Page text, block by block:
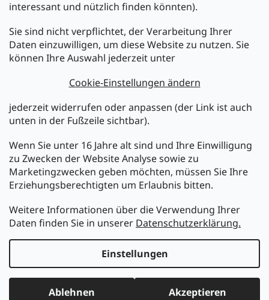
interessant und nützlich finden könnten).
Sie sind nicht verpflichtet, der Verarbeitung Ihrer
Daten einzuwilligen, um diese Website zu nutzen. Sie
können Ihre Auswahl jederzeit unter
Cookie-Einstellungen ändern
jederzeit widerrufen oder anpassen (der Link ist auch
unten in der Fußzeile sichtbar).
Wenn Sie unter 16 Jahre alt sind und Ihre Einwilligung
zu Zwecken der Website Analyse sowie zu
Marketingzwecken geben möchten, müssen Sie Ihre
Erziehungsberechtigten um Erlaubnis bitten.
Weitere Informationen über die Verwendung Ihrer
Daten finden Sie in unserer Datenschutzerklärung.
Einstellungen
Ablehnen Akzeptieren
Newsletter abonnieren
Legen Sie Ihre E-Mail ein und wir werden Ihnen Informationen
über neue Produkte in unserem E-Shop zusenden.
E-Mail
Melden Sie sich jetzt für den mükra Newsletter an,
kostenlos und jederzeit kündbar! Mit der Anmeldung zum
Newsletter bestätigen Sie Ihr Einverständnis mit der
Datenschutzerklärung.
ANMELDEN
Copyright 2026MüKRA electronic Vertriebs GmbH. Alle
Rechte vorbehalten.
Cookie-Einstellungen ändern